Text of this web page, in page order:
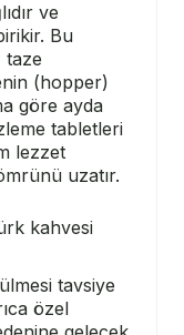
ve
Bu
taze
(hopper)
göre ayda
tabletleri
lezzet
uzatır.
kahvesi
tavsiye
özel